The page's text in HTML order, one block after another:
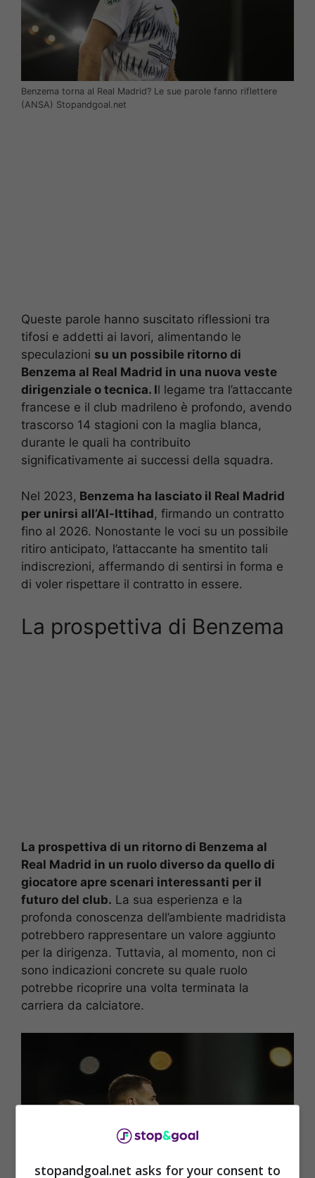
Benzema torna al Real Madrid? Le sue parole fanno riflettere
(ANSA) Stopandgoal.net
Queste parole hanno suscitato riflessioni tra
tifosi e addetti ai lavori, alimentando le
speculazioni su un possibile ritorno di
Benzema al Real Madrid in una nuova veste
dirigenziale o tecnica. Il legame tra l’attaccante
francese e il club madrileno è profondo, avendo
trascorso 14 stagioni con la maglia blanca,
durante le quali ha contribuito
significativamente ai successi della squadra.
Nel 2023, Benzema ha lasciato il Real Madrid
per unirsi all’Al-Ittihad, firmando un contratto
fino al 2026. Nonostante le voci su un possibile
ritiro anticipato, l’attaccante ha smentito tali
indiscrezioni, affermando di sentirsi in forma e
di voler rispettare il contratto in essere.
La prospettiva di Benzema
La prospettiva di un ritorno di Benzema al
Real Madrid in un ruolo diverso da quello di
giocatore apre scenari interessanti per il
futuro del club. La sua esperienza e la
profonda conoscenza dell’ambiente madridista
potrebbero rappresentare un valore aggiunto
per la dirigenza. Tuttavia, al momento, non ci
sono indicazioni concrete su quale ruolo
potrebbe ricoprire una volta terminata la
carriera da calciatore.
stopandgoal.net asks for your consent to